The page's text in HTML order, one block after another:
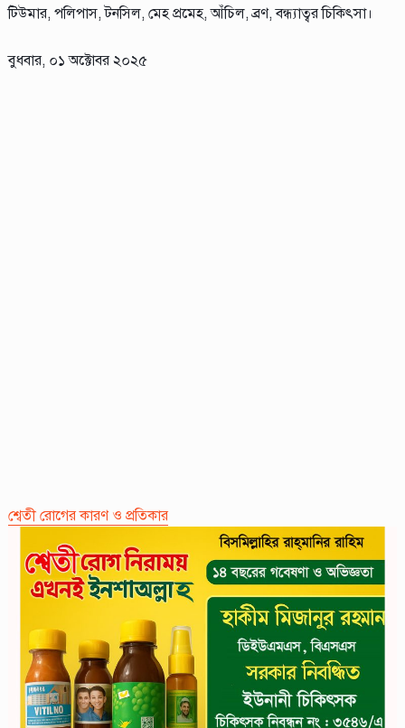
টিউমার, পলিপাস, টনসিল, মেহ প্রমেহ, আঁচিল, ব্রণ, বন্ধ্যাত্বর চিকিৎসা।
বুধবার, ০১ অক্টোবর ২০২৫
শ্বেতী রোগের কারণ ও প্রতিকার